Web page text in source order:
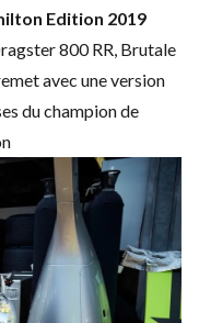
Edition 2019
800 RR, Brutale
avec une version
du champion de